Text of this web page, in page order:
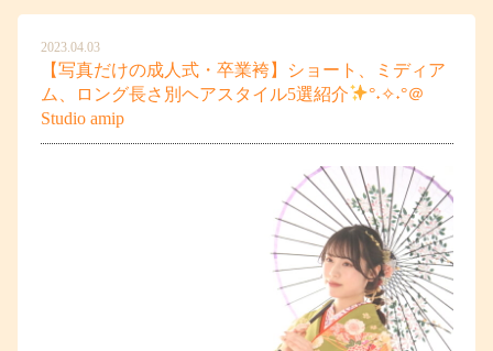
2023.04.03
【写真だけの成人式・卒業袴】ショート、ミディア
ム、ロング長さ別ヘアスタイル5選紹介
°˖✧˖°＠
Studio amip